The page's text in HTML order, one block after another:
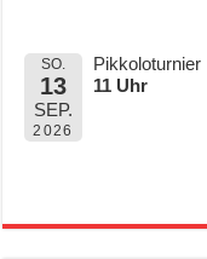
SO.
13
SEP.
2026
Pikkoloturnier
11 Uhr